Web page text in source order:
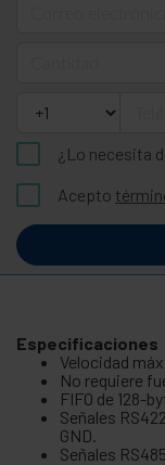
¿Lo necesita
Acepto
Especificaciones
Velocidad
No requiere
FIFO de 128-
Señales
GND.
Señales